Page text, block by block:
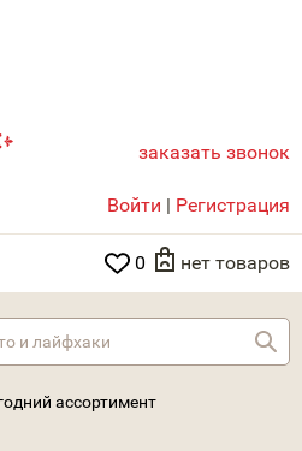
заказать звонок
Войти | Регистрация
0 нет товаров
ассортимент